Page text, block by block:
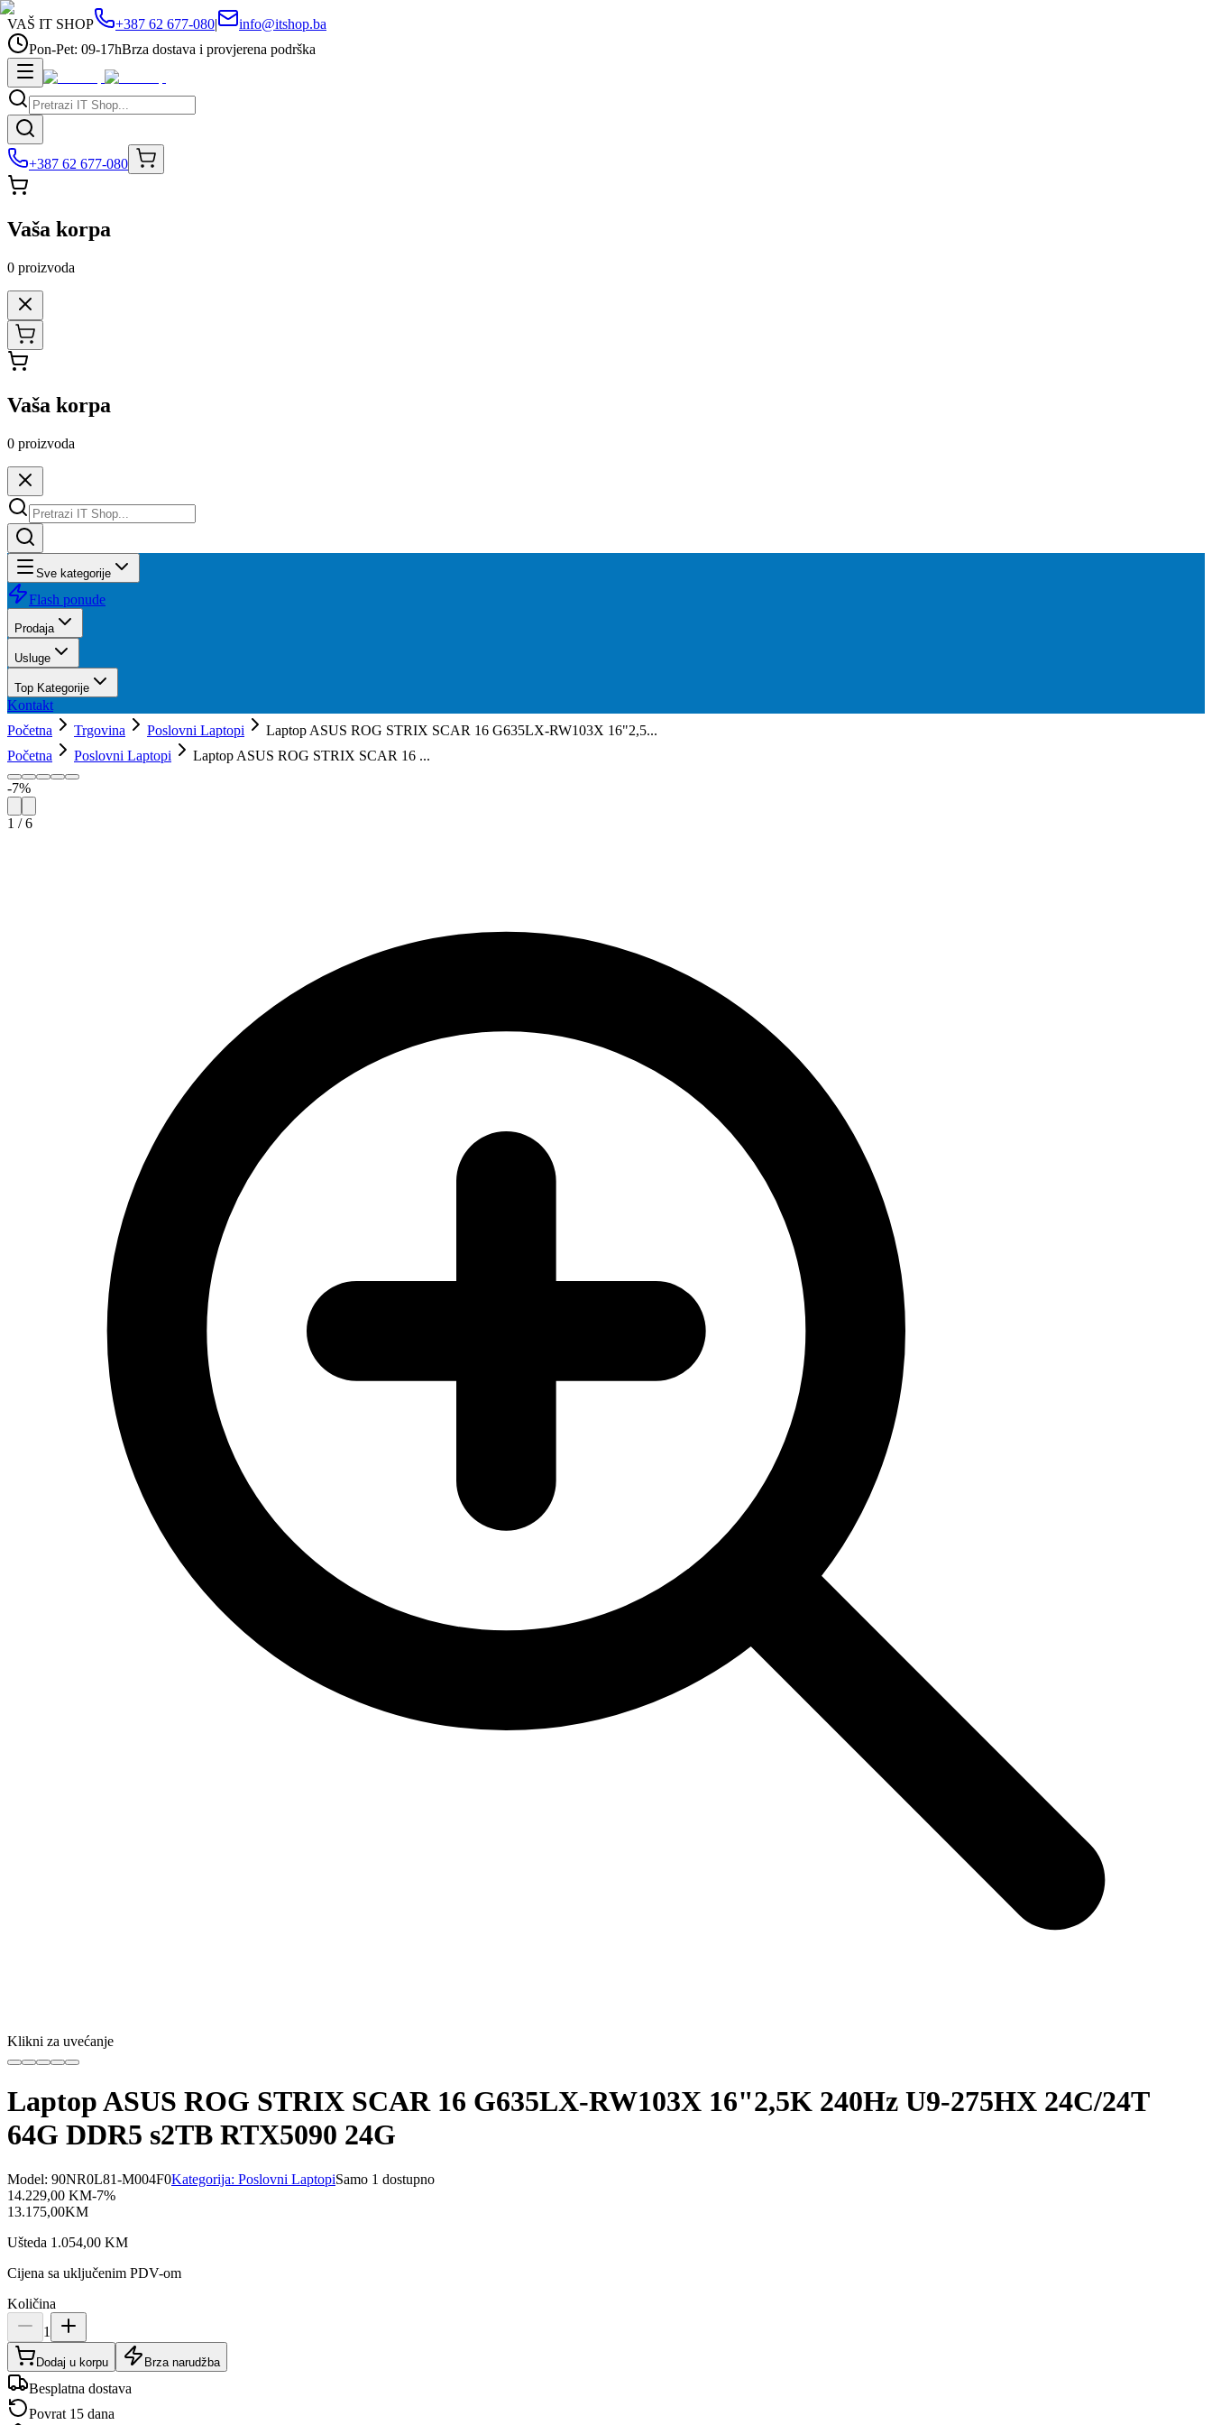
VAŠ IT SHOP +387 62 677-080|
info@itshop.ba
Pon-Pet: 09-17hBrza dostava i provjerena podrška
+387 62 677-080
Vaša korpa
0 proizvoda
Vaša korpa
0 proizvoda
Sve kategorije
Flash ponude
Prodaja
Usluge
Top Kategorije
Kontakt
Početna
Trgovina Poslovni Laptopi
Laptop ASUS ROG STRIX SCAR 16 G635LX-RW103X 16"2,5...
Početna
Poslovni Laptopi Laptop ASUS ROG STRIX SCAR 16 ...
-7%
1 /6
Klikni za uvećanje
Laptop ASUS ROG STRIX SCAR 16 G635LX-RW103X 16"2,5K 240Hz U9-275HX 24C/24T
64G DDR5 s2TB RTX5090 24G
Model: 90NR0L81-M004F0Kategorija: Poslovni LaptopiSamo 1 dostupno
14.229,00 KM-7%
13.175,00KM
Ušteda 1.054,00 KM
Cijena sa uključenim PDV-om
Količina
1
Dodaj u korpu Brza narudžba
Besplatna dostava
Povrat 15 dana